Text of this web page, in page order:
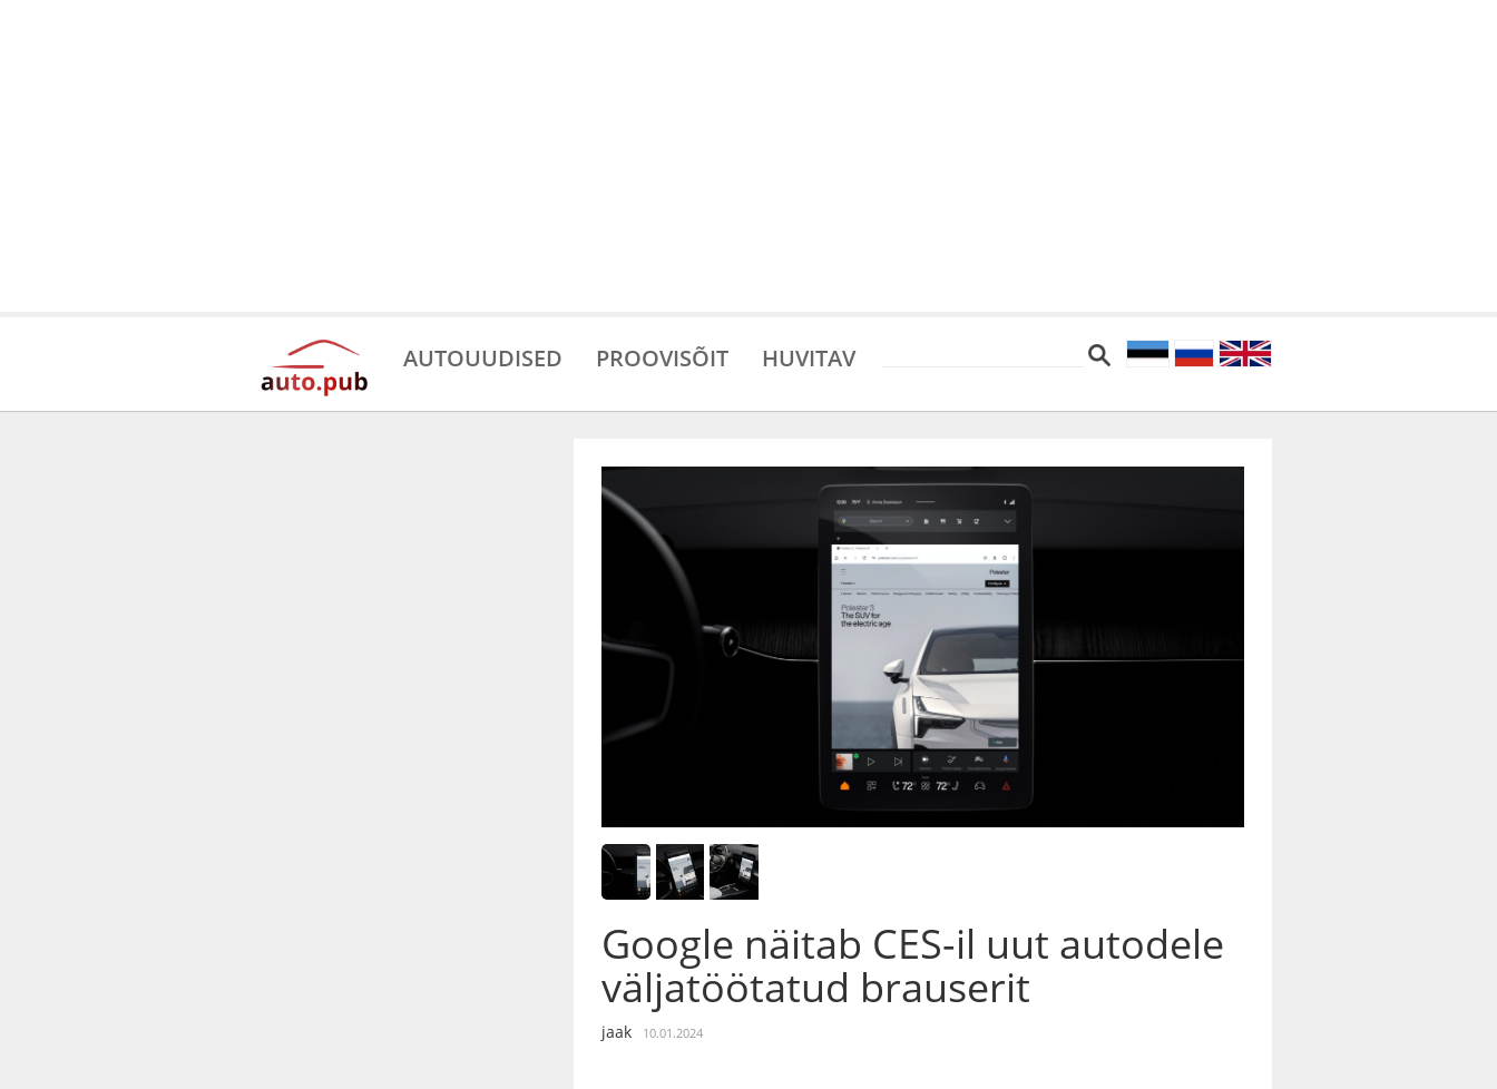
AUTOUUDISED PROOVISÕIT HUVITAV
Google näitab CES-il uut autodele
väljatöötatud brauserit
jaak 10.01.2024